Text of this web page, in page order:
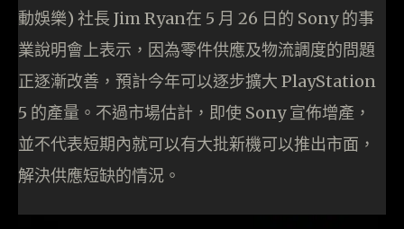
動娛樂) 社長 Jim Ryan在 5 月 26 日的 Sony 的事
業說明會上表示，因為零件供應及物流調度的問題
正逐漸改善，預計今年可以逐步擴大 PlayStation
5 的產量。不過市場估計，即使 Sony 宣佈增產，
並不代表短期內就可以有大批新機可以推出市面，
解決供應短缺的情況。